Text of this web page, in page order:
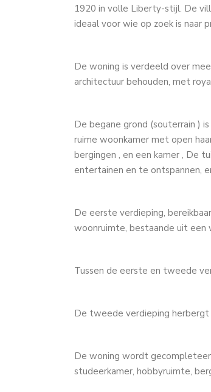
1920 in volle Liberty-stijl. De
ideaal voor wie op zoek is naar
De woning is verdeeld over
architectuur behouden, met
De begane grond (souterrain )
ruime woonkamer met open
bergingen , en een kamer , De
entertainen en te ontspannen,
De eerste verdieping,
woonruimte, bestaande uit een
Tussen de eerste en tweede
De tweede verdieping herbergt
De woning wordt
studeerkamer, hobbyruimte,